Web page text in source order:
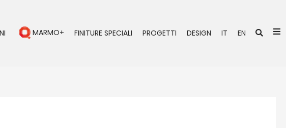
MARMO+ FINITURE SPECIALI PROGETTI DESIGN IT EN